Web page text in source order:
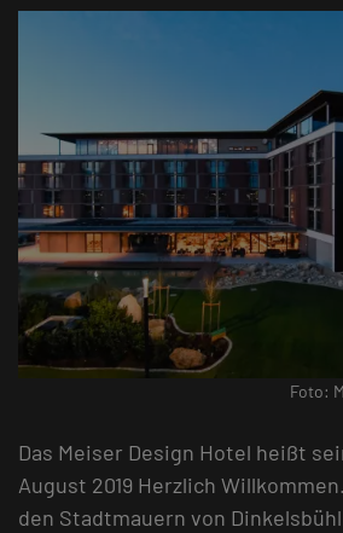
Foto:
Das Meiser Design Hotel heißt
August 2019 Herzlich
den Stadtmauern von Dinkelsbühl